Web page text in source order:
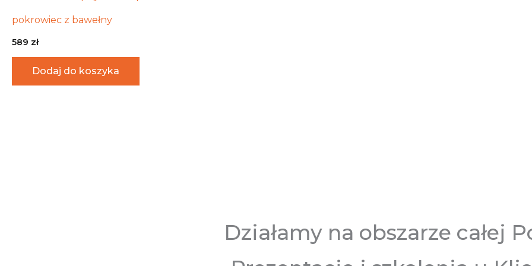
pokrowiec z bawełny
589 zł
Dodaj do koszyka
Działamy na obszarze całej